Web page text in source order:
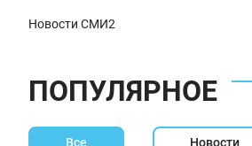
Новости СМИ2
ПОПУЛЯРНОЕ
Все Новости